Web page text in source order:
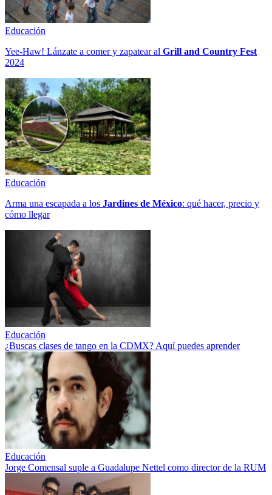
Educación
Yee-Haw! Lánzate a comer y zapatear al Grill and Country Fest
2024
Educación
Arma una escapada a los Jardines de México: qué hacer, precio y
cómo llegar
Educación
¿Buscas clases de tango en la CDMX? Aquí puedes aprender
Educación
Jorge Comensal suple a Guadalupe Nettel como director de la RUM